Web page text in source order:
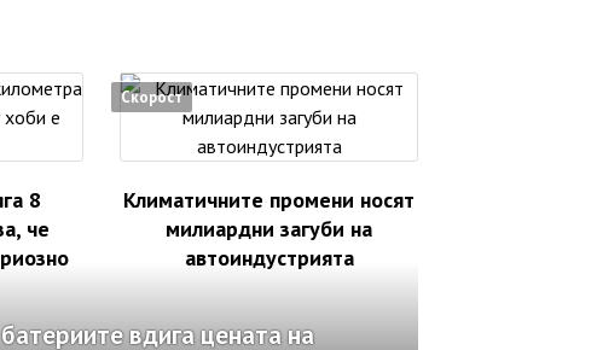
8
че
Скорост
Климатичните промени носят
милиардни загуби на
автоиндустрията
вдига цената на